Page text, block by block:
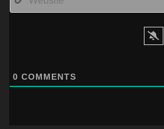
0 COMMENTS